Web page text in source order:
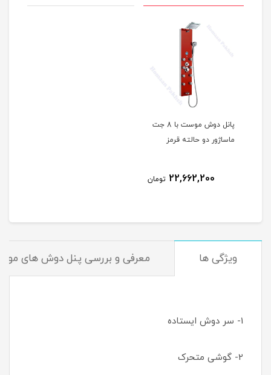
پانل دوش موست با 8 جت
ماساژور دو حالته قرمز
22,662,200 تومان
ویژگی ها معرفی و بررسی پنل دوش های
1- سر دوش ایستاده
2- گوشی متحرک